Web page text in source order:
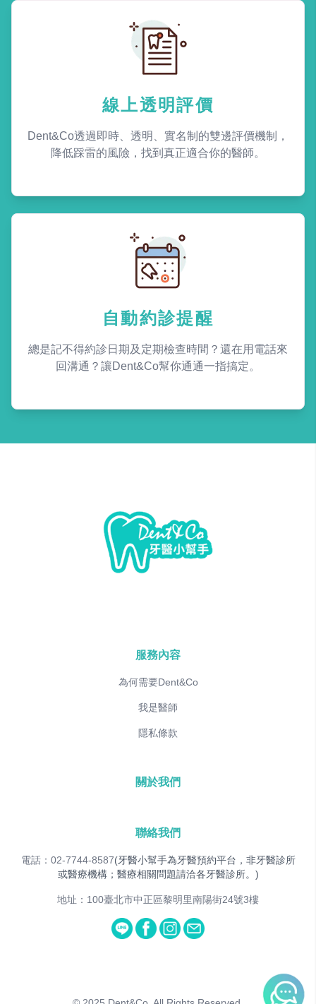
線上透明評價
Dent&Co透過即時、透明、實名制的雙邊評價機制，
降低踩雷的風險，找到真正適合你的醫師。
自動約診提醒
總是記不得約診日期及定期檢查時間？還在用電話來
回溝通？讓Dent&Co幫你通通一指搞定。
服務內容
為何需要Dent&Co
我是醫師
隱私條款
關於我們
聯絡我們
電話：02-7744-8587(牙醫小幫手為牙醫預約平台，非牙醫診所
或醫療機構；醫療相關問題請洽各牙醫診所。)
地址：100臺北市中正區黎明里南陽街24號3樓